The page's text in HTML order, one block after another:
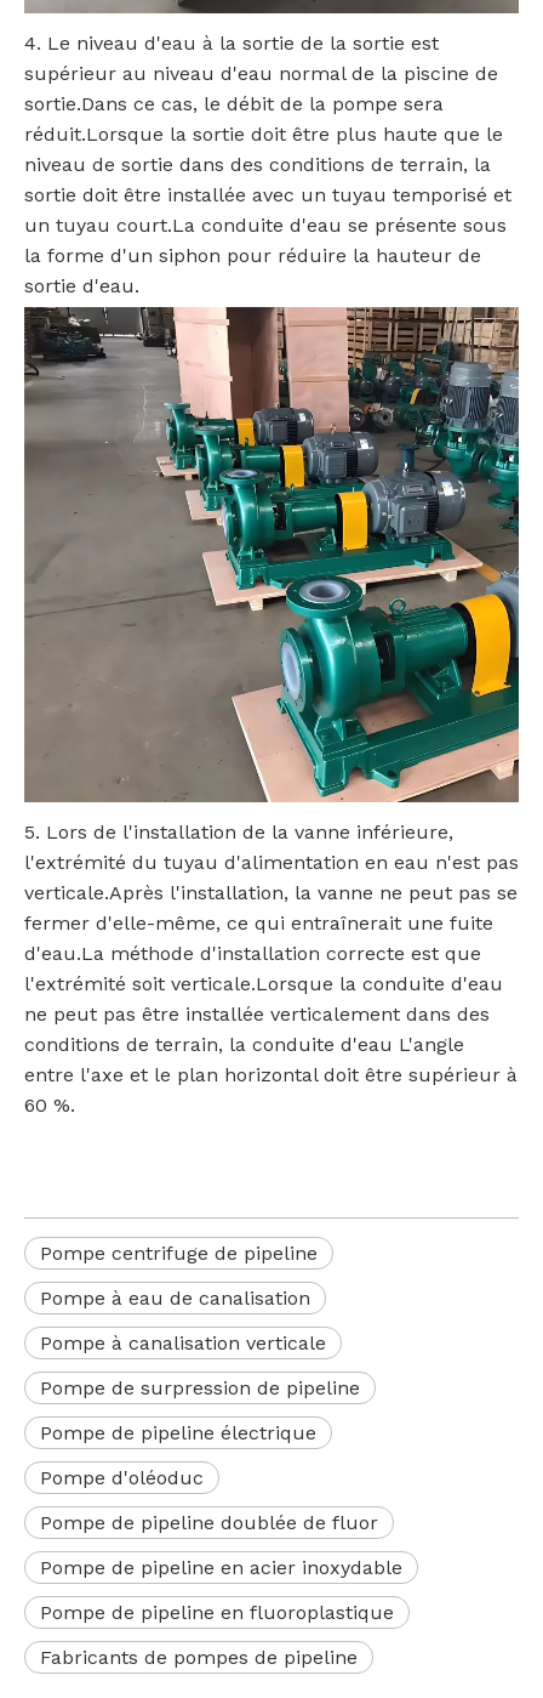
4. Le niveau d'eau à la sortie de la sortie est
supérieur au niveau d'eau normal de la piscine de
sortie.Dans ce cas, le débit de la pompe sera
réduit.Lorsque la sortie doit être plus haute que le
niveau de sortie dans des conditions de terrain, la
sortie doit être installée avec un tuyau temporisé et
un tuyau court.La conduite d'eau se présente sous
la forme d'un siphon pour réduire la hauteur de
sortie d'eau.
5. Lors de l'installation de la vanne inférieure,
l'extrémité du tuyau d'alimentation en eau n'est pas
verticale.Après l'installation, la vanne ne peut pas se
fermer d'elle-même, ce qui entraînerait une fuite
d'eau.La méthode d'installation correcte est que
l'extrémité soit verticale.Lorsque la conduite d'eau
ne peut pas être installée verticalement dans des
conditions de terrain, la conduite d'eau L'angle
entre l'axe et le plan horizontal doit être supérieur à
60 %.
Pompe centrifuge de pipeline
Pompe à eau de canalisation
Pompe à canalisation verticale
Pompe de surpression de pipeline
Pompe de pipeline électrique
Pompe d'oléoduc
Pompe de pipeline doublée de fluor
Pompe de pipeline en acier inoxydable
Pompe de pipeline en fluoroplastique
Fabricants de pompes de pipeline